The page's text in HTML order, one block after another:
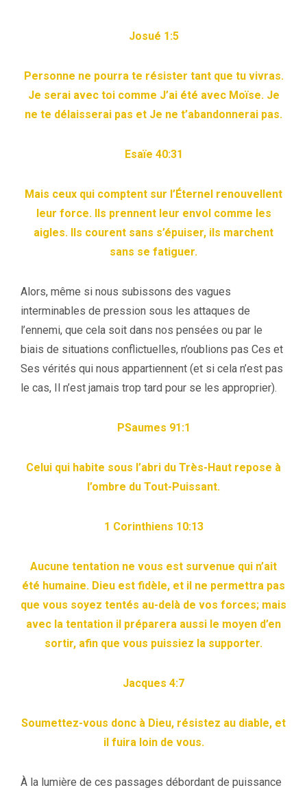
Josué 1:5
Personne ne pourra te résister tant que tu vivras.
Je serai avec toi comme J’ai été avec Moïse. Je
ne te délaisserai pas et Je ne t’abandonnerai pas.
Esaïe 40:31
Mais ceux qui comptent sur l’Éternel renouvellent
leur force. Ils prennent leur envol comme les
aigles. Ils courent sans s’épuiser, ils marchent
sans se fatiguer.
Alors, même si nous subissons des vagues
interminables de pression sous les attaques de
l’ennemi, que cela soit dans nos pensées ou par le
biais de situations conflictuelles, n’oublions pas Ces et
Ses vérités qui nous appartiennent (et si cela n’est pas
le cas, Il n’est jamais trop tard pour se les approprier).
PSaumes 91:1
Celui qui habite sous l’abri du Très-Haut repose à
l’ombre du Tout-Puissant.
1 Corinthiens 10:13
Aucune tentation ne vous est survenue qui n’ait
été humaine. Dieu est fidèle, et il ne permettra pas
que vous soyez tentés au-delà de vos forces; mais
avec la tentation il préparera aussi le moyen d’en
sortir, afin que vous puissiez la supporter.
Jacques 4:7
Soumettez-vous donc à Dieu, résistez au diable, et
il fuira loin de vous.
À la lumière de ces passages débordant de puissance